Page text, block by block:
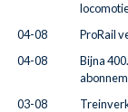
04-08
ProRail
04-08
Bijna
03-08